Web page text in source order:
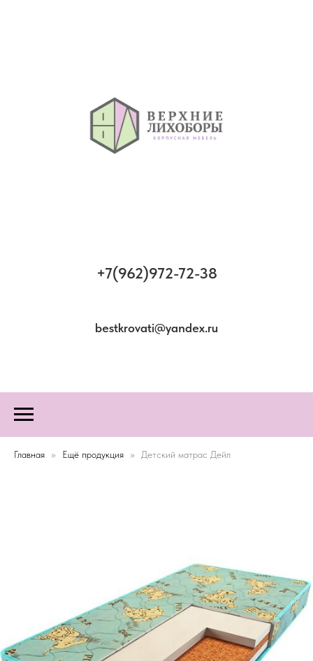
+7(962)972-72-38
bestkrovati@yandex.ru
Главная Ещё продукция Детский матрас Дейл